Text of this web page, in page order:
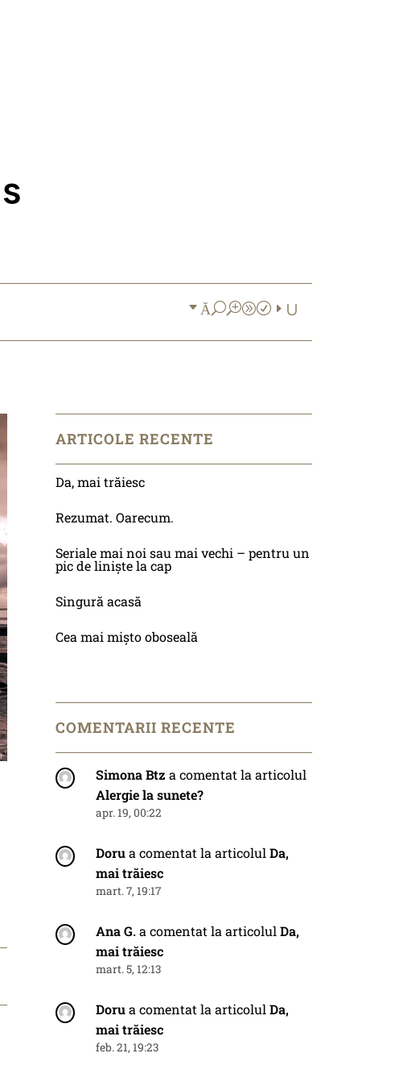
ARTICOLE RECENTE
Da, mai trăiesc
Rezumat. Oarecum.
Seriale mai noi sau mai vechi – pentru un
pic de liniște la cap
Singură acasă
Cea mai mișto oboseală
COMENTARII RECENTE
Simona Btz a comentat la articolul
Alergie la sunete?
apr. 19, 00:22
Dorua comentat la articolulDa,
mai trăiesc
mart. 7, 19:17
Ana G.a comentat la articolulDa,
mai trăiesc
mart. 5, 12:13
Dorua comentat la articolulDa,
mai trăiesc
feb. 21, 19:23